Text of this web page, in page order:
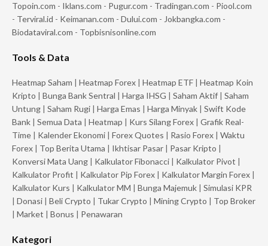
Topoin.com - Iklans.com - Pugur.com - Tradingan.com - Piool.com
- Terviral.id - Keimanan.com - Dului.com - Jokbangka.com -
Biodataviral.com - Topbisnisonline.com
Tools & Data
Heatmap Saham | Heatmap Forex | Heatmap ETF | Heatmap Koin
Kripto | Bunga Bank Sentral | Harga IHSG | Saham Aktif | Saham
Untung | Saham Rugi | Harga Emas | Harga Minyak | Swift Kode
Bank | Semua Data | Heatmap | Kurs Silang Forex | Grafik Real-
Time | Kalender Ekonomi | Forex Quotes | Rasio Forex | Waktu
Forex | Top Berita Utama | Ikhtisar Pasar | Pasar Kripto |
Konversi Mata Uang | Kalkulator Fibonacci | Kalkulator Pivot |
Kalkulator Profit | Kalkulator Pip Forex | Kalkulator Margin Forex |
Kalkulator Kurs | Kalkulator MM | Bunga Majemuk | Simulasi KPR
| Donasi | Beli Crypto | Tukar Crypto | Mining Crypto | Top Broker
| Market | Bonus | Penawaran
Kategori